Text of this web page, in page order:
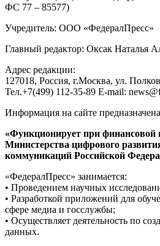
ФС 77 – 85577)
Учредитель: ООО «ФедералПресс»
Главный редактор: Оксак Наталья
Адрес редакции:
127018, Россия, г.Москва, ул.
Тел.+7(499) 112-35-89 E-mail:
Информация на сайте
«Функционирует при финансовой
Министерства цифрового
коммуникаций Российской
«ФедералПресс» занимается:
• Проведением научных
• Разработкой приложений для
сфере медиа и госслужбы;
• Осуществляет деятельность по
данных.